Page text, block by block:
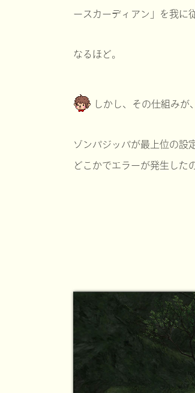
ースカーディアン」を我に
なるほど。
しかし、その仕組みが
ゾンパジッパが最上位の設
どこかでエラーが発生した